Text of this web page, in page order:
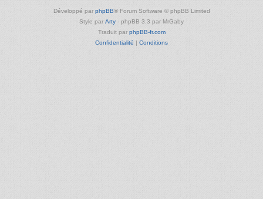
Développé par phpBB® Forum Software © phpBB Limited
Style par Arty - phpBB 3.3 par MrGaby
Traduit par phpBB-fr.com
Confidentialité | Conditions